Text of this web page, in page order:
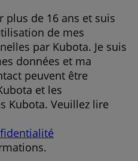
plus de 16 ans et suis
de mes
par Kubota. Je suis
données et ma
peuvent être
et les
Kubota. Veuillez lire